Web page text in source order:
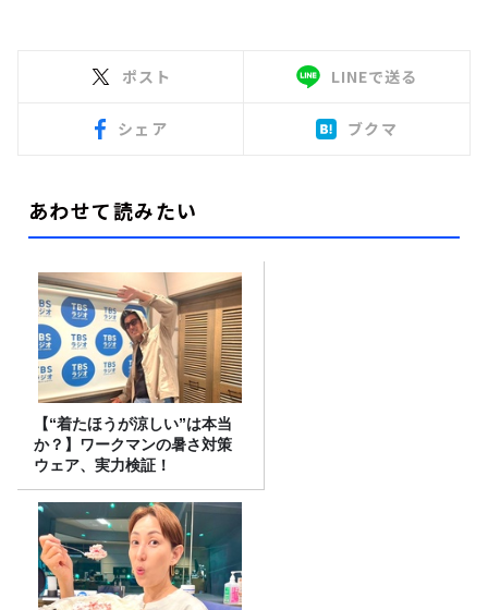
ポスト LINEで送る
シェア ブクマ
あわせて読みたい
【“着たほうが涼しい”は本当
か？】ワークマンの暑さ対策
ウェア、実力検証！